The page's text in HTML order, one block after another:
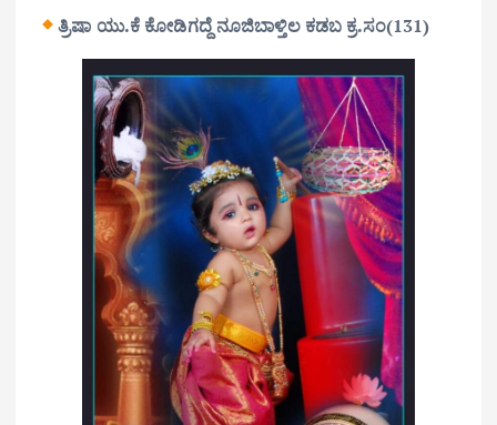
ತ್ರಿಷಾ ಯು.ಕೆ ಕೋಡಿಗದ್ದೆ ನೂಜಿಬಾಳ್ತಿಲ ಕಡಬ ಕ್ರ.ಸಂ(131)